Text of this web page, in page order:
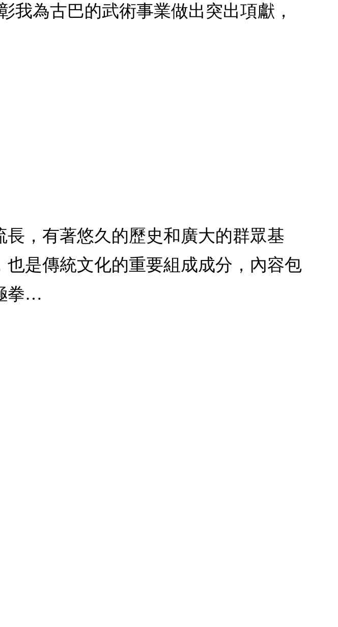
我為古巴的武術事業做出突出項獻，
，有著悠久的歷史和廣大的群眾基
是傳統文化的重要組成成分，內容包
拳…